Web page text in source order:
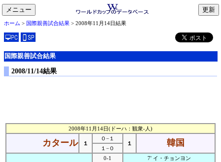
メニュー
toggle
navigation
ホーム > 国際親善試合結果 > 2008年11月14日結果
国際親善試合結果
2008/11/14結果
2008年11月14日(ドーハ：観衆-人)
カタール １
０−１
１
韓国
１−０
0-1
7' イ・チョンヨン